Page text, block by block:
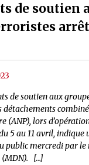
de soutien
de soutien aux
(ANP), lors
5 au 11 avril, indique
public mercredi par le
(MDN). […]